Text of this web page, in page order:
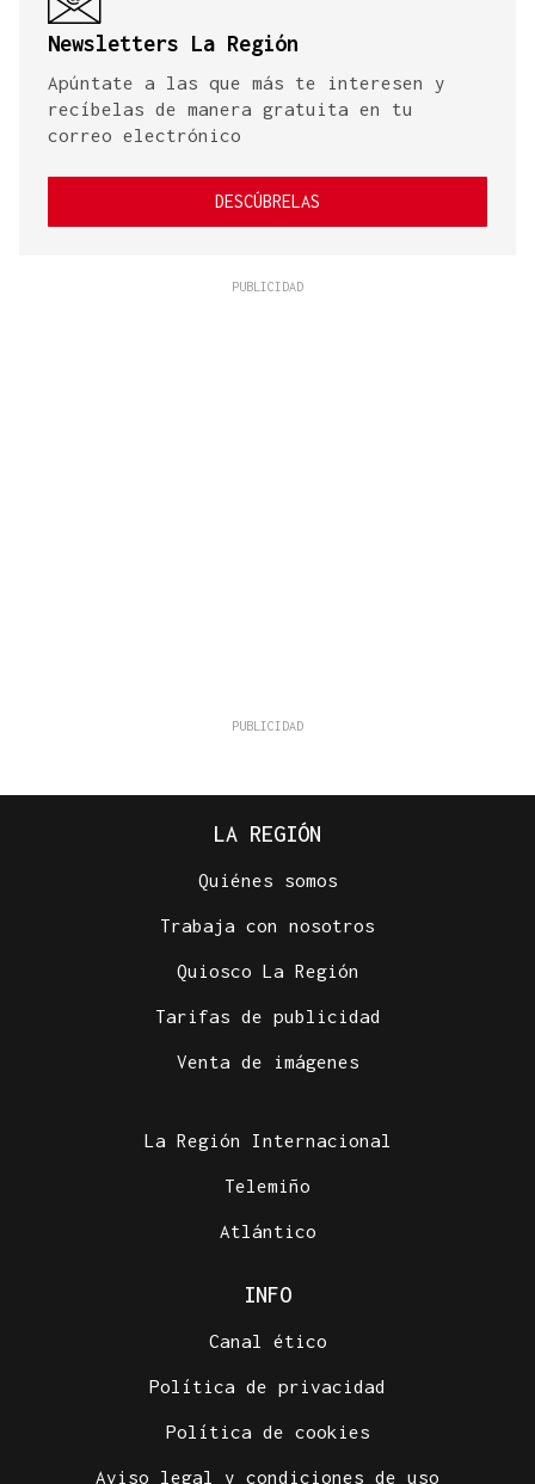
Newsletters La Región
Apúntate a las que más te interesen y
recíbelas de manera gratuita en tu
correo electrónico
DESCÚBRELAS
LA REGIÓN
Quiénes somos
Trabaja con nosotros
Quiosco La Región
Tarifas de publicidad
Venta de imágenes
La Región Internacional
Telemiño
Atlántico
INFO
Canal ético
Política de privacidad
Política de cookies
Aviso legal y condiciones de uso